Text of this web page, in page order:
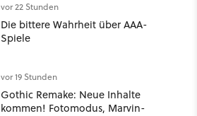
vor 22 Stunden
Die bittere Wahrheit über AAA-
Spiele
vor 19 Stunden
Gothic Remake: Neue Inhalte
kommen! Fotomodus, Marvin-